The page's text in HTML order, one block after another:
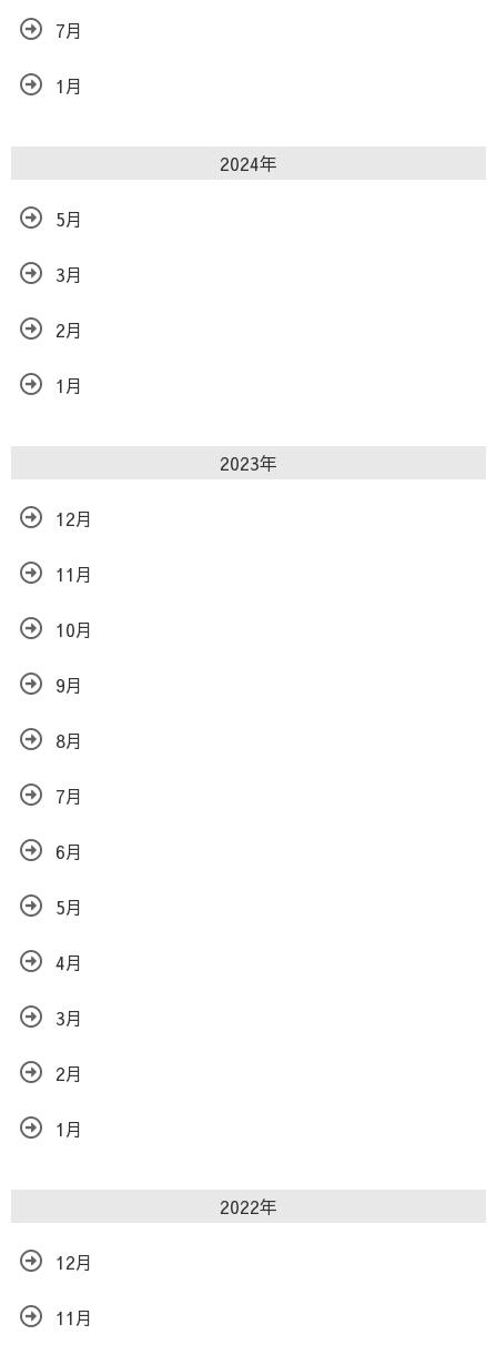
7月
1月
2024年
5月
3月
2月
1月
2023年
12月
11月
10月
9月
8月
7月
6月
5月
4月
3月
2月
1月
2022年
12月
11月